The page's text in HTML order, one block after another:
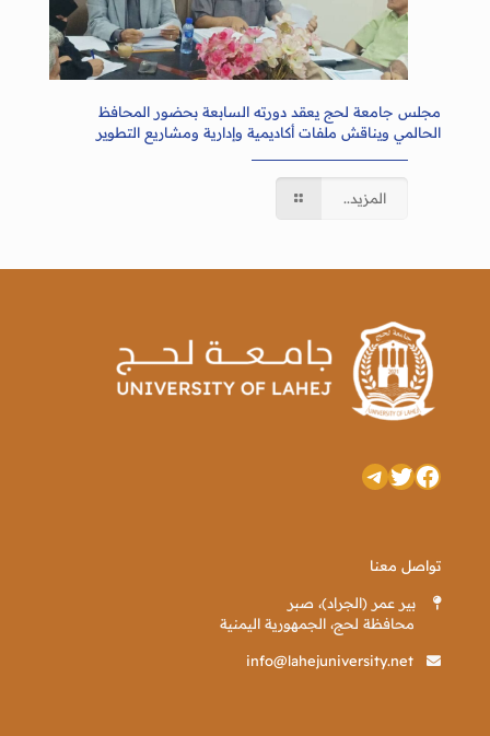
مجلس جامعة لحج يعقد دورته السابعة بحضور المحافظ
الحالمي ويناقش ملفات أكاديمية وإدارية ومشاريع التطوير
المزيد..
فيسبوك
تويترتيليجرام
تواصل معنا
بير عمر (الجراد)، صبر
محافظة لحج، الجمهورية اليمنية
info@lahejuniversity.net